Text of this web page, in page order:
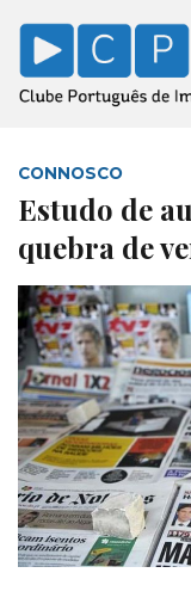
CONNOSCO
Estudo de
quebra de